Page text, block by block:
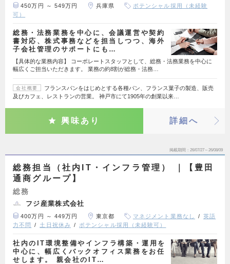
450万円 ～ 549万円 兵庫県
ポテンシャル採用（未経験
可）
総務・法務業務を中心に、会議運営や契約
書対応、株式事務などを担当しつつ、海外
子会社管理のサポートにも…
【具体的な業務内容】 コーポレートスタッフとして、総務・法務業務を中心に
幅広くご担当いただきます。 業務の約8割が総務・法務…
会社概要
フランスパンをはじめとする各種パン、フランス菓子の製造、販売
及びカフェ、レストランの営業。 神戸市にて1905年の創業以来…
興味あり 詳細へ
掲載期間 26/07/27～26/08/09
総務担当（社内IT・インフラ管理） ｜【豊田
通商グループ】
総務
フジ産業株式会社
400万円 ～ 449万円 東京都 マネジメント業務なし
英語
力不問
土日祝休み ポテンシャル採用（未経験可）
社内のIT環境整備やインフラ構築・運用を
中心に、幅広くバックオフィス業務をお任
せします。 親会社のIT…